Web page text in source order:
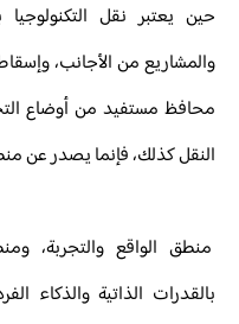
حين يعتبر نقل التكنولوجيا
والمشاريع من الأجانب،
محافظ مستفيد من أوضاع
النقل كذلك، فإنما يصدر عن
منطق الواقع والتجربة،
بالقدرات الذاتية والذكاء